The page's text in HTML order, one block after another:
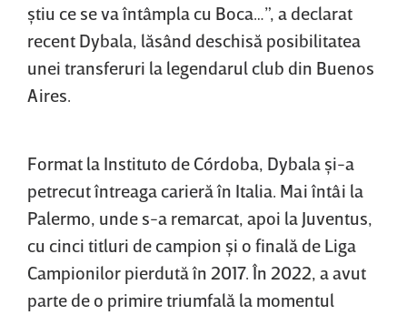
ştiu ce se va întâmpla cu Boca…”, a declarat
recent Dybala, lăsând deschisă posibilitatea
unei transferuri la legendarul club din Buenos
Aires.
Format la Instituto de Córdoba, Dybala şi-a
petrecut întreaga carieră în Italia. Mai întâi la
Palermo, unde s-a remarcat, apoi la Juventus,
cu cinci titluri de campion şi o finală de Liga
Campionilor pierdută în 2017. În 2022, a avut
parte de o primire triumfală la momentul